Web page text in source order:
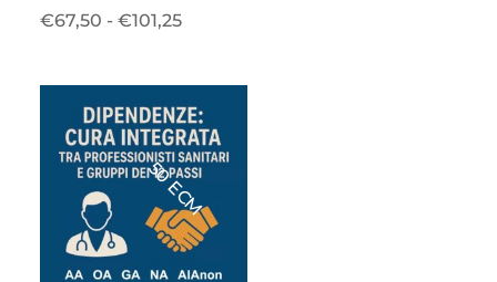
€67,50 - €101,25Fascia
da
€67,50
a
€101,25
50 ECM